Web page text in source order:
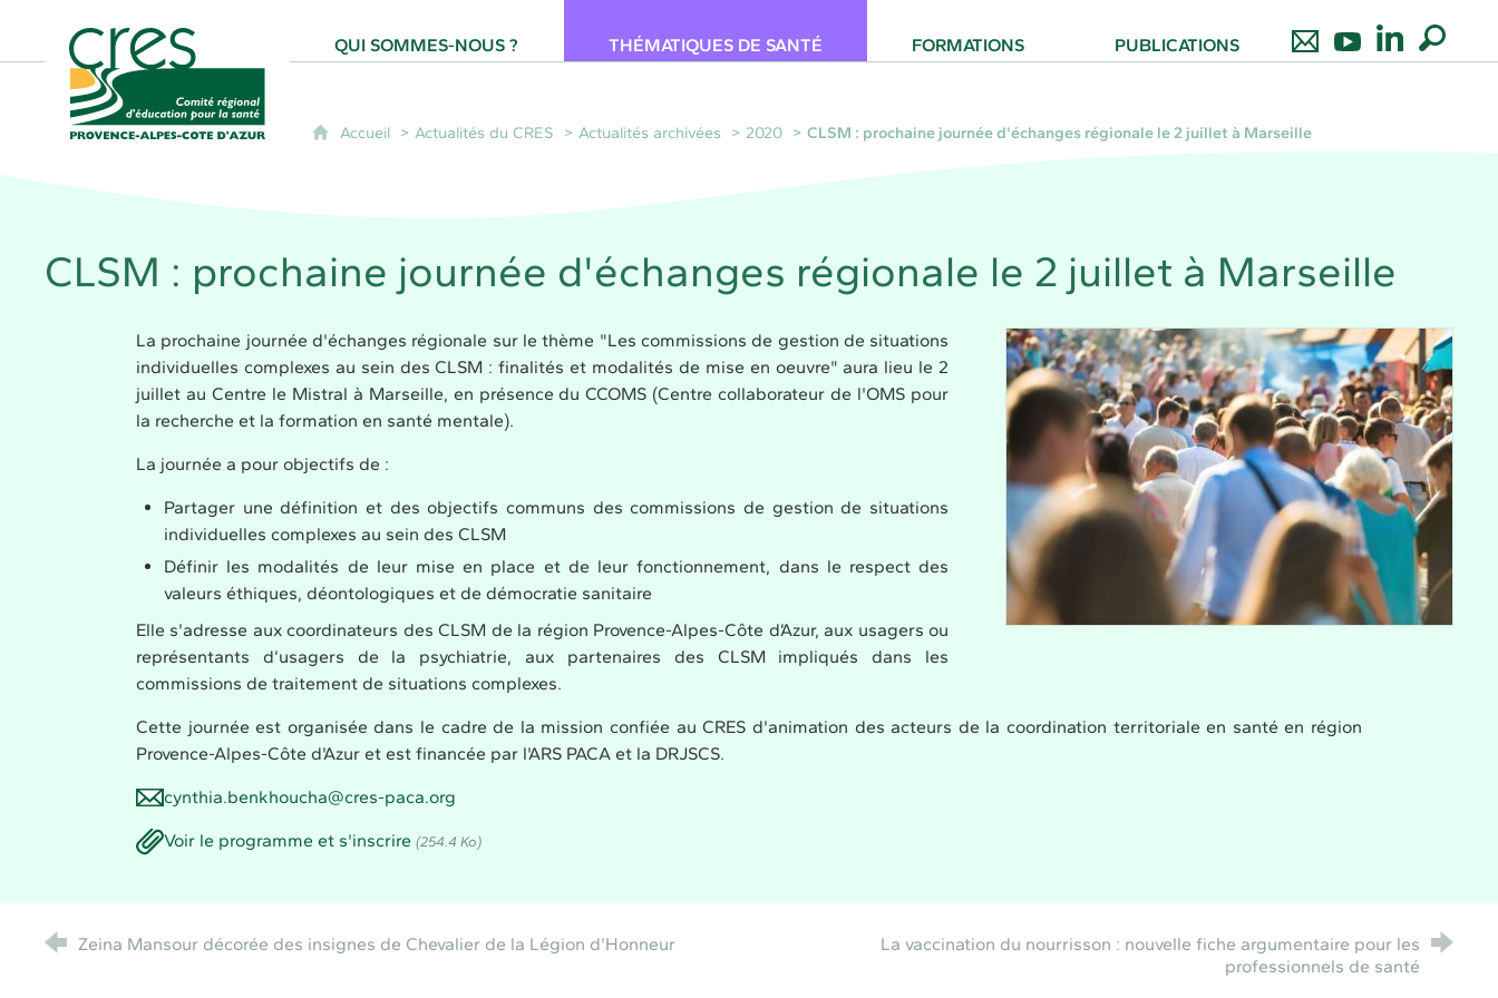
QUI SOMMES-NOUS ?
THÉMATIQUES DE SANTÉ FORMATIONS PUBLICATIONS
Accueil Actualités du CRES Actualités archivées 2020 CLSM : prochaine journée d'échanges régionale le 2 juillet à Marseille
CLSM : prochaine journée d'échanges régionale le 2 juillet à Marseille
La prochaine journée d'échanges régionale sur le thème "Les commissions de gestion de situations
individuelles complexes au sein des CLSM : finalités et modalités de mise en oeuvre" aura lieu le 2
juillet au Centre le Mistral à Marseille, en présence du CCOMS (Centre collaborateur de l'OMS pour
la recherche et la formation en santé mentale).
La journée a pour objectifs de :
Partager une définition et des objectifs communs des commissions de gestion de situations
individuelles complexes au sein des CLSM
Définir les modalités de leur mise en place et de leur fonctionnement, dans le respect des
valeurs éthiques, déontologiques et de démocratie sanitaire
Elle s'adresse aux coordinateurs des CLSM de la région Provence-Alpes-Côte d’Azur, aux usagers ou
représentants d’usagers de la psychiatrie, aux partenaires des CLSM impliqués dans les
commissions de traitement de situations complexes.
Cette journée est organisée dans le cadrede la mission confiée au CRES d'animation des acteurs de la coordination territoriale en santé en région
Provence-Alpes-Côte d'Azur et est financée par l'ARS PACA et la DRJSCS.
cynthia.benkhoucha@cres-paca.org
Voir le programme et s'inscrire (254.4 Ko)
Zeina Mansour décorée des insignes de Chevalier de la Légion d'Honneur
La vaccination du nourrisson : nouvelle fiche argumentaire pour les
professionnels de santé